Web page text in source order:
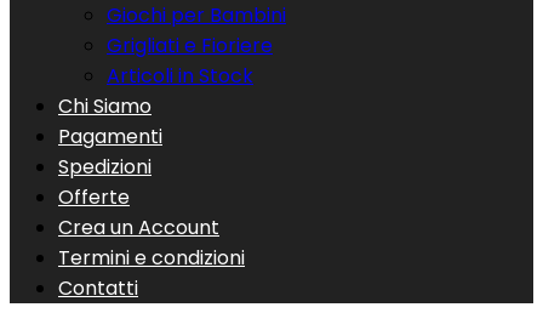
Giochi per Bambini
Grigliati e Fioriere
Articoli in Stock
Chi Siamo
Pagamenti
Spedizioni
Offerte
Crea un Account
Termini e condizioni
Contatti